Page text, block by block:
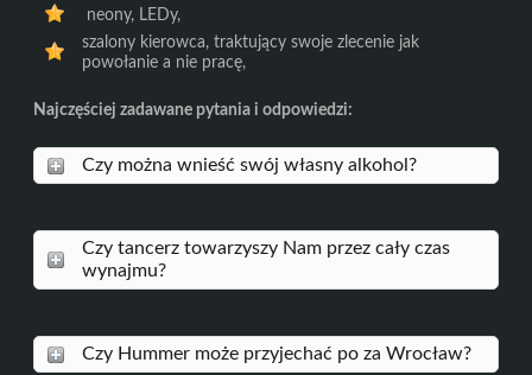
neony, LEDy,
szalony kierowca, traktujący swoje zlecenie jak
powołanie a nie pracę,
Najczęściej zadawane pytania i odpowiedzi:
Czy można wnieść swój własny alkohol?
Czy tancerz towarzyszy Nam przez cały czas
wynajmu?
Czy Hummer może przyjechać po za Wrocław?